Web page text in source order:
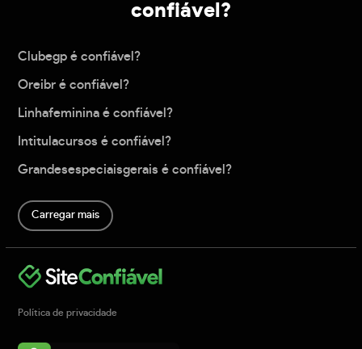
confiável?
Clubegp é confiável?
Oreibr é confiável?
Linhafeminina é confiável?
Intitulacursos é confiável?
Grandesespeciaisgerais é confiável?
Carregar mais
Política de privacidade